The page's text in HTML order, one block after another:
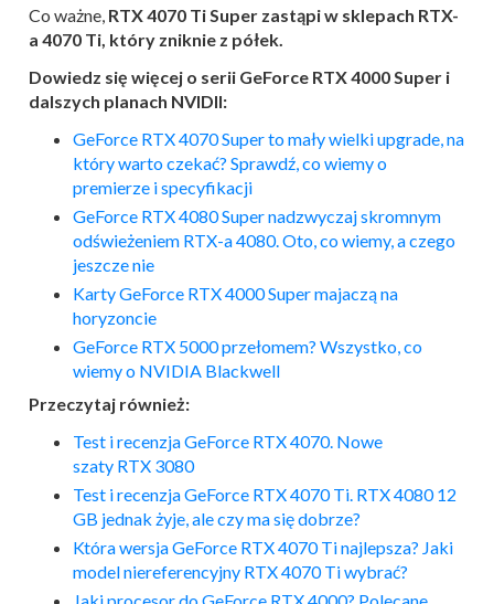
Co ważne, RTX 4070 Ti Super zastąpi w sklepach RTX-
a 4070 Ti, który zniknie z półek.
Dowiedz się więcej o serii GeForce RTX 4000 Super i
dalszych planach NVIDII:
GeForce RTX 4070 Super to mały wielki upgrade, na
który warto czekać? Sprawdź, co wiemy o
premierze i specyfikacji
GeForce RTX 4080 Super nadzwyczaj skromnym
odświeżeniem RTX-a 4080. Oto, co wiemy, a czego
jeszcze nie
Karty GeForce RTX 4000 Super majaczą na
horyzoncie
GeForce RTX 5000 przełomem? Wszystko, co
wiemy o NVIDIA Blackwell
Przeczytaj również:
Test i recenzja GeForce RTX 4070. Nowe
szaty RTX 3080
Test i recenzja GeForce RTX 4070 Ti. RTX 4080 12
GB jednak żyje, ale czy ma się dobrze?
Która wersja GeForce RTX 4070 Ti najlepsza? Jaki
model niereferencyjny RTX 4070 Ti wybrać?